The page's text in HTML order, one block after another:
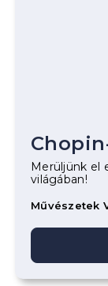
Merüljünk el
világában!
Művészetek